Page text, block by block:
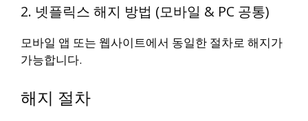
2. 넷플릭스 해지 방법 (모바일 & PC 공통)
모바일 앱 또는 웹사이트에서 동일한 절차로 해지가
가능합니다.
해지 절차